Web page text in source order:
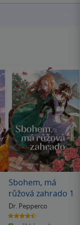
Sbohem, má
růžová zahrado 1
Dr. Pepperco
4.5
z